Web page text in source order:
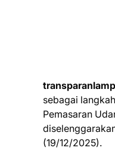
sebagai
Pemasaran
(19/12/2025).